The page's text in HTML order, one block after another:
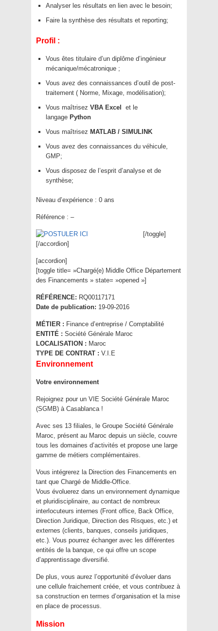
Analyser les résultats en lien avec le besoin;
Faire la synthèse des résultats et reporting;
Profil :
Vous êtes titulaire d’un diplôme d’ingénieur
mécanique/mécatronique ;
Vous avez des connaissances d’outil de post-
traitement ( Norme, Mixage, modélisation);
Vous maîtrisez VBA Excel
et le
langage Python
Vous maîtrisez MATLAB / SIMULINK
Vous avez des connaissances du véhicule,
GMP;
Vous disposez de l’esprit d’analyse et de
synthèse;
Niveau d’expérience : 0 ans
Référence : –
[/toggle]
[/accordion]
[accordion]
[toggle title= »Chargé(e) Middle Office Département
des Financements » state= »opened »]
RÉFÉRENCE: RQ00117171
Date de publication: 19-09-2016
MÉTIER : Finance d’entreprise / Comptabilité
ENTITÉ : Société Générale Maroc
LOCALISATION : Maroc
TYPE DE CONTRAT : V.I.E
Environnement
Votre environnement
Rejoignez pour un VIE Société Générale Maroc
(SGMB) à Casablanca !
Avec ses 13 filiales, le Groupe Société Générale
Maroc, présent au Maroc depuis un siècle, couvre
tous les domaines d’activités et propose une large
gamme de métiers complémentaires.
Vous intégrerez la Direction des Financements en
tant que Chargé de Middle-Office.
Vous évoluerez dans un environnement dynamique
et pluridisciplinaire, au contact de nombreux
interlocuteurs internes (Front office, Back Office,
Direction Juridique, Direction des Risques, etc.) et
externes (clients, banques, conseils juridiques,
etc.). Vous pourrez échanger avec les différentes
entités de la banque, ce qui offre un scope
d’apprentissage diversifié.
De plus, vous aurez l’opportunité d’évoluer dans
une cellule fraichement créée, et vous contribuez à
sa construction en termes d’organisation et la mise
en place de processus.
Mission